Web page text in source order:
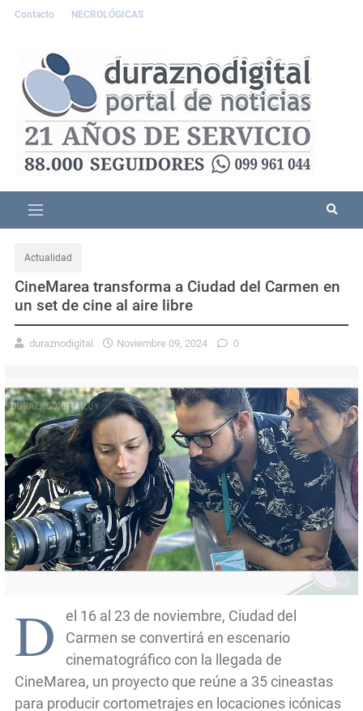
Contacto NECROLÓGICAS
Actualidad
CineMarea transforma a Ciudad del Carmen en
un set de cine al aire libre
duraznodigital Noviembre 09, 2024 0
D
el 16 al 23 de noviembre, Ciudad del
Carmen se convertirá en escenario
cinematográfico con la llegada de
CineMarea, un proyecto que reúne a 35 cineastas
para producir cortometrajes en locaciones icónicas